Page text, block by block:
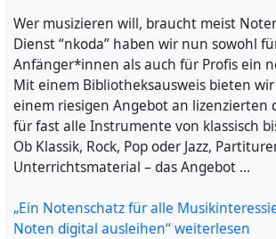
Wer musizieren will, braucht meist
Dienst “nkoda” haben wir nun sowohl
Anfänger*innen als auch für Profis ein
Mit einem Bibliotheksausweis bieten
einem riesigen Angebot an lizenzierten
für fast alle Instrumente von klassisch
Ob Klassik, Rock, Pop oder Jazz,
Unterrichtsmaterial – das Angebot …
„Ein Notenschatz für alle
Noten digital ausleihen“ weiterlesen